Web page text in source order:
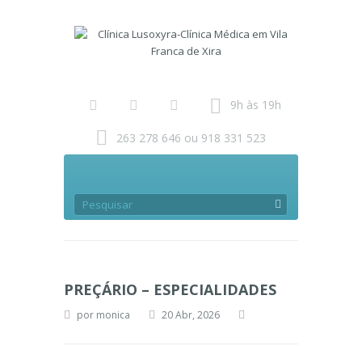
9h às 19h
263 278 646 ou 918 331 523
PREÇÁRIO – ESPECIALIDADES
por monica 20 Abr, 2026